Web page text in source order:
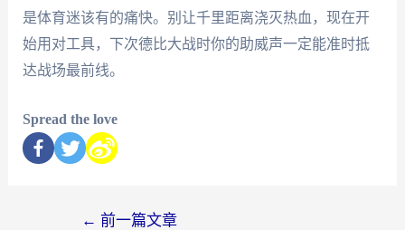
是体育迷该有的痛快。别让千里距离浇灭热血，现在开
始用对工具，下次德比大战时你的助威声一定能准时抵
达战场最前线。
Spread the love
← 前一篇文章